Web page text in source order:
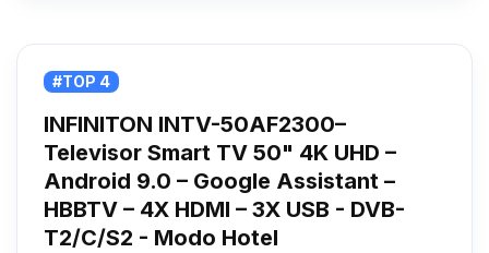
#TOP 4
INFINITON INTV-50AF2300–
Televisor Smart TV 50" 4K UHD –
Android 9.0 – Google Assistant –
HBBTV – 4X HDMI – 3X USB - DVB-
T2/C/S2 - Modo Hotel